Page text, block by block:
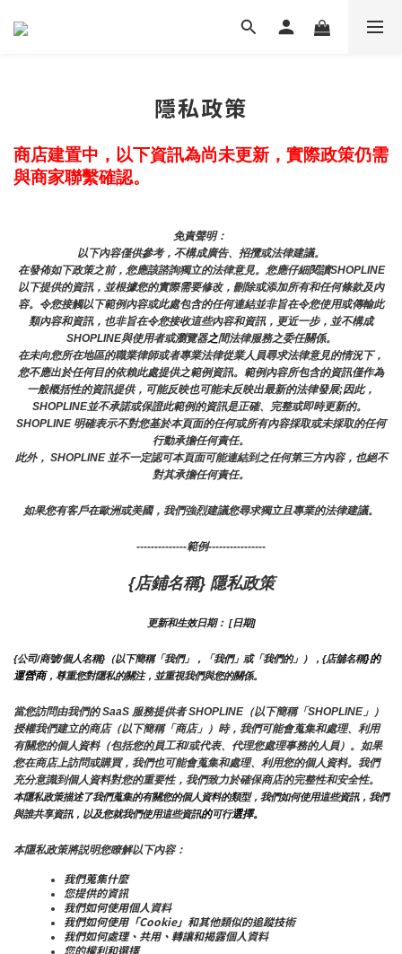
隱私政策
商店建置中，以下資訊為尚未更新，實際政策仍需
與商家聯繫確認。
免責聲明：
以下內容僅供參考，不構成廣告、招攬或法律建議。
在發佈如下政策之前，您應該諮詢獨立的法律意見。您應仔細閱讀SHOPLINE
以下提供的資訊，並根據您的實際需要修改，刪除或添加所有和任何條款及內
容。令您接觸以下範例內容或此處包含的任何連結並非旨在令您使用或傳輸此
類內容和資訊，也非旨在令您接收這些內容和資訊，更近一步，並不構成
SHOPLINE與使用者或瀏覽器之間法律服務之委任關係。
在未向您所在地區的職業律師或者專業法律從業人員尋求法律意見的情況下，
您不應出於任何目的依賴此處提供之範例資訊。範例內容所包含的資訊僅作為
一般概括性的資訊提供，可能反映也可能未反映出最新的法律發展;因此，
SHOPLINE並不承諾或保證此範例的資訊是正確、完整或即時更新的。
SHOPLINE 明確表示不對您基於本頁面的任何或所有內容採取或未採取的任何
行動承擔任何責任。
此外， SHOPLINE 並不一定認可本頁面可能連結到之任何第三方內容，也絕不
對其承擔任何責任。
如果您有客戶在歐洲或美國，我們強烈建議您尋求獨立且專業的法律建議。
--------------範例----------------
{店鋪名稱} 隱私政策
更新和生效日期： [日期]
{公司/商號/個人名稱}（以下簡稱「我們」，「我們」或「我們的」），{店舖名稱}的
運營商，尊重您對隱私的關注，並重視我們與您的關係。
當您訪問由我們的 SaaS 服務提供者 SHOPLINE（以下簡稱「SHOPLINE」）
授權我們建立的商店（以下簡稱「商店」）時，我們可能會蒐集和處理、利用
有關您的個人資料（包括您的員工和/或代表、代理您處理事務的人員）。如果
您在商店上訪問或購買，我們也可能會蒐集和處理、利用您的個人資料。我們
充分意識到個人資料對您的重要性，我們致力於確保商店的完整性和安全性。
本隱私政策描述了我們蒐集的有關您的個人資料的類型，我們如何使用這些資訊，我們
與誰共享資訊，以及您就我們使用這些資訊的可行選擇。
本隱私政策將説明您瞭解以下內容：
我們蒐集什麼
您提供的資訊
我們如何使用個人資料
我們如何使用「Cookie」和其他類似的追蹤技術
我們如何處理、共用、轉讓和揭露個人資料
您的權利和選擇